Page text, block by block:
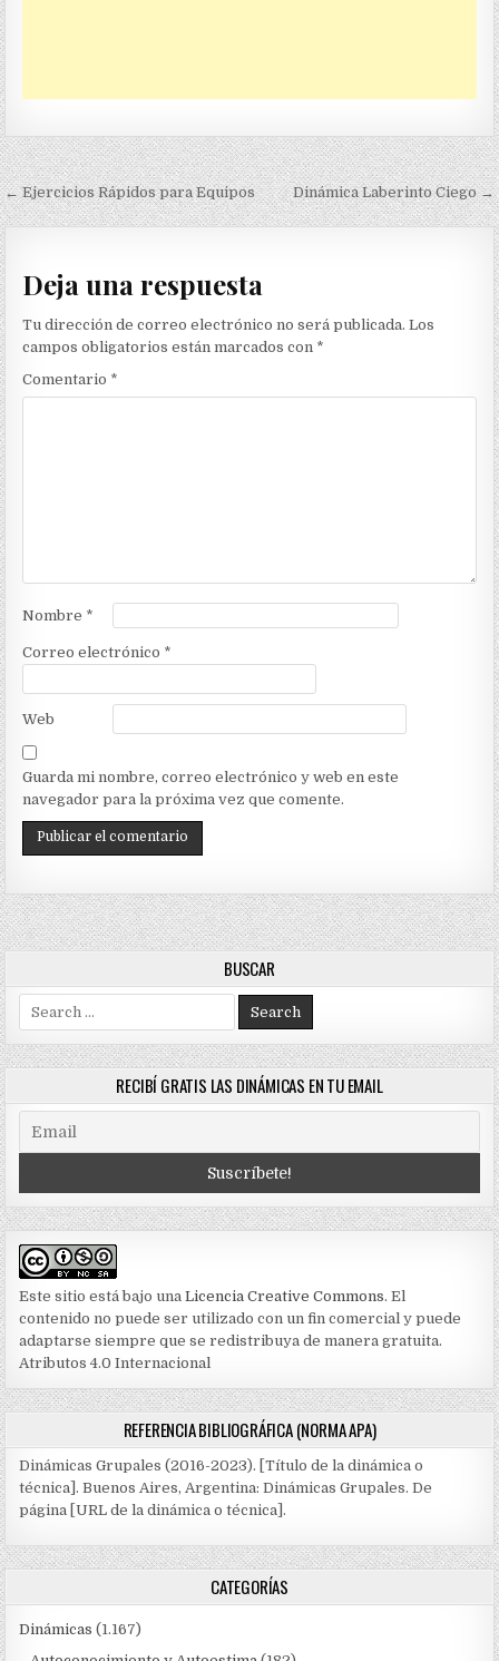
Navegación
de
entradas
← Ejercicios Rápidos para Equipos Dinámica Laberinto Ciego →
Deja una respuesta
Tu dirección de correo electrónico no será publicada. Los
campos obligatorios están marcados con *
Comentario *
Nombre *
Correo electrónico *
Web
Guarda mi nombre, correo electrónico y web en este
navegador para la próxima vez que comente.
BUSCAR
Search
for:
RECIBÍ GRATIS LAS DINÁMICAS EN TU EMAIL
Este sitio está bajo unaLicencia Creative Commons. El
contenido no puede ser utilizado con un fin comercial y puede
adaptarse siempre que se redistribuya de manera gratuita.
Atributos 4.0 Internacional
REFERENCIA BIBLIOGRÁFICA (NORMA APA)
Dinámicas Grupales (2016-2023). [Título de la dinámica o
técnica]. Buenos Aires, Argentina: Dinámicas Grupales. De
página [URL de la dinámica o técnica].
CATEGORÍAS
Dinámicas (1.167)